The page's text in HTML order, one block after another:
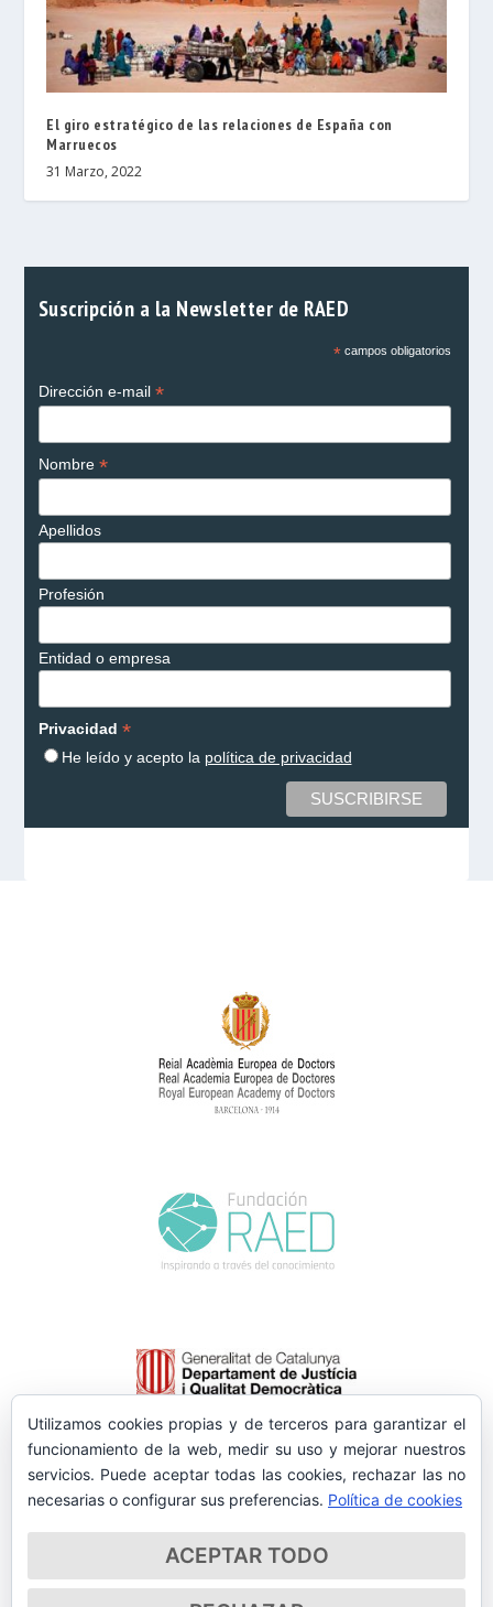
El giro estratégico de las relaciones de España con
Marruecos
31 Marzo, 2022
Suscripción a la Newsletter de RAED
*campos obligatorios
Dirección e-mail *
Nombre *
Apellidos
Profesión
Entidad o empresa
Privacidad *
He leído y acepto la política de privacidad
Utilizamos cookies propias y de terceros para garantizar el
funcionamiento de la web, medir su uso y mejorar nuestros
servicios. Puede aceptar todas las cookies, rechazar las no
necesarias o configurar sus preferencias. Política de cookies
ACEPTAR TODO